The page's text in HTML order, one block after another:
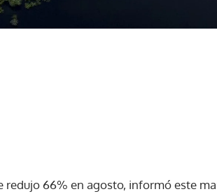
66% en agosto, informó este